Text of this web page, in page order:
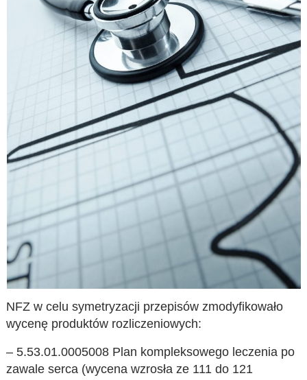
NFZ w celu symetryzacji przepisów zmodyfikowało
wycenę produktów rozliczeniowych:
– 5.53.01.0005008 Plan kompleksowego leczenia po
zawale serca (wycena wzrosła ze 111 do 121